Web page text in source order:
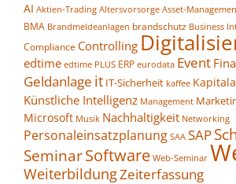
AI Aktien-Trading Altersvorsorge Asset-
BMA Brandmeldeanlagen brandschutz Business
Compliance Controlling
edtime edtime PLUS ERP eurodata Event
Geldanlage it IT-Sicherheit kaffee
Künstliche Intelligenz Management
Microsoft Musik Nachhaltigkeit Networking
Personaleinsatzplanung SAA SAP
SeminarSoftware Web-Seminar
WeiterbildungZeiterfassung